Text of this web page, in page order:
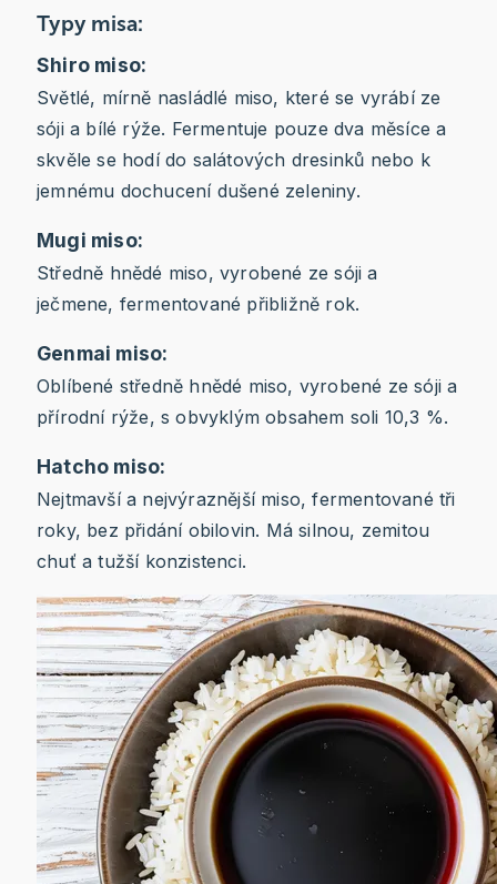
Typy misa:
Shiro miso:
Světlé, mírně nasládlé miso, které se vyrábí ze
sóji a bílé rýže. Fermentuje pouze dva měsíce a
skvěle se hodí do salátových dresinků nebo k
jemnému dochucení dušené zeleniny.
Mugi miso:
Středně hnědé miso, vyrobené ze sóji a
ječmene, fermentované přibližně rok.
Genmai miso:
Oblíbené středně hnědé miso, vyrobené ze sóji a
přírodní rýže, s obvyklým obsahem soli 10,3 %.
Hatcho miso:
Nejtmavší a nejvýraznější miso, fermentované tři
roky, bez přidání obilovin. Má silnou, zemitou
chuť a tužší konzistenci.